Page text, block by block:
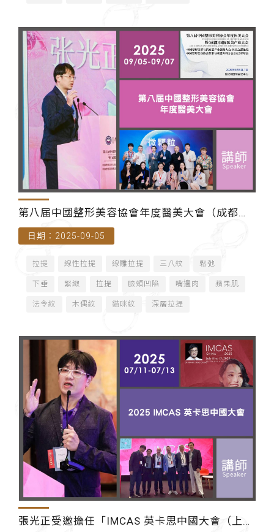
第八届中國整形美容協會年度醫美大會（成都世
紀城國際會議中心）
日期：2025-09-05
拉提 線性拉提 線雕拉提 三八紋 鬆弛
下垂 緊緻 拉提 臉頰凹陷 嘴邊肉 蘋果肌
法令紋 木偶紋 貓咪紋 深層拉提
張光正受邀擔任「IMCAS 英卡思中國大會（上